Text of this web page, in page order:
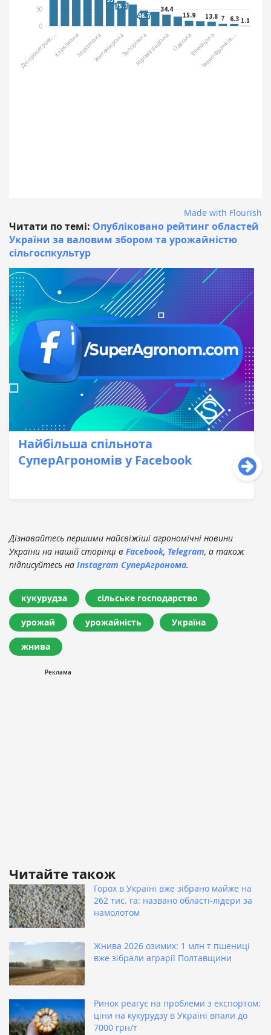
Made with Flourish
Читати по темі: Опубліковано рейтинг областей
України за валовим збором та урожайністю
сільгоспкультур
Найбільша спільнота
СуперАгрономів у Facebook
Дізнавайтесь першими найсвіжіші агрономічні новини
України на нашій сторінці в Facebook, Telegram, а також
підписуйтесь на Instagram СуперАгронома.
кукурудза сільське господарство
урожай урожайність Україна
жнива
Читайте також
Горох в Україні вже зібрано майже на
262 тис. га: названо області-лідери за
намолотом
Жнива 2026 озимих: 1 млн т пшениці
вже зібрали аграрії Полтавщини
Ринок реагує на проблеми з експортом:
ціни на кукурудзу в Україні впали до
7000 грн/т